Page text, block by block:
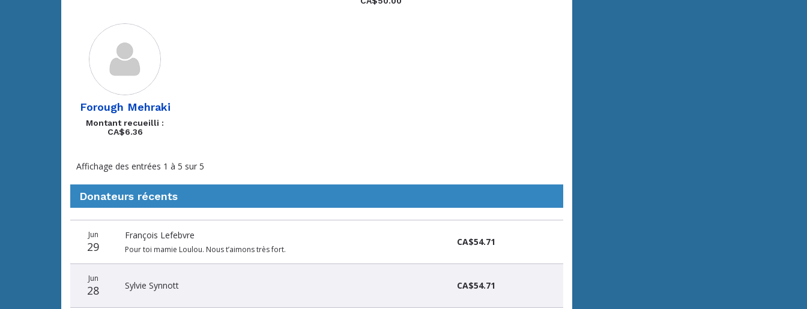
Forough Mehraki
Montant recueilli :
CA$6.36
Affichage des entrées 1 à 5 sur 5
Donateurs récents
récents
Jun
29
François Lefebvre
Pour toi mamie Loulou. Nous t’aimons très fort.
CA$54.71
Jun
28 Sylvie Synnott CA$54.71